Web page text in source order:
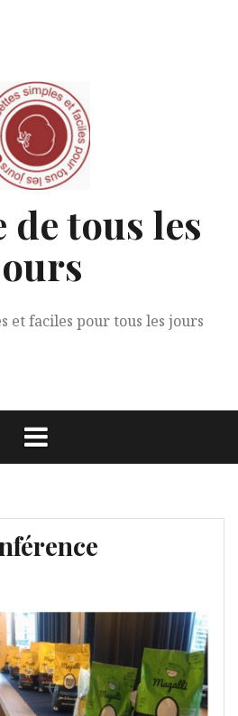
de tous les
et faciles pour tous les jours